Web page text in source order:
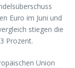
Euro im Juni und
stiegen die
Prozent.
Union